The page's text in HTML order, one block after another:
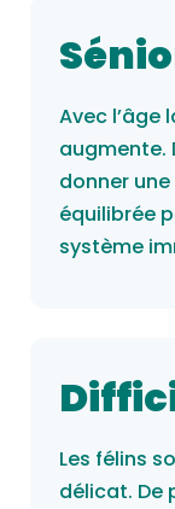
Avec l’âge
augmente.
donner
équilibrée
système
Les félins
délicat. De